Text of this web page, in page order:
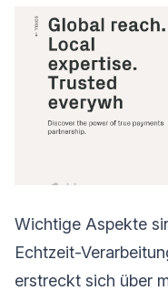
Wichtige Aspekte
Echtzeit-
erstreckt sich über